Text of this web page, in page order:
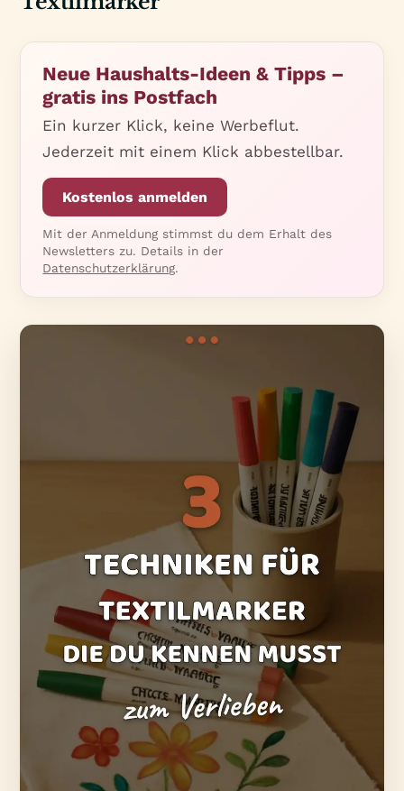
Neue Haushalts-Ideen & Tipps –
gratis ins Postfach
Ein kurzer Klick, keine Werbeflut.
Jederzeit mit einem Klick abbestellbar.
Kostenlos anmelden
Mit der Anmeldung stimmst du dem Erhalt des
Newsletters zu. Details in der
Datenschutzerklärung.